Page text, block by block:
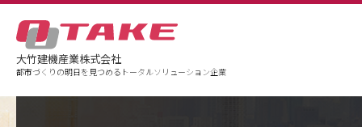
大竹建機産業株式会社
都市づくりの明日を見つめるトータルソリューション企業
事業案内
企業情報 事例紹介